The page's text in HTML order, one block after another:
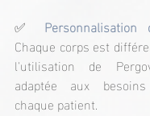
✅
Chaque corps est
l'utilisation de
adaptée aux
chaque patient.